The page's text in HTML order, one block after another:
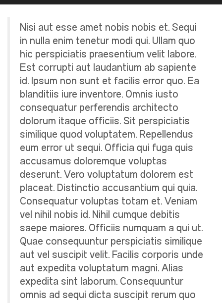
Nisi aut esse amet nobis nobis et. Sequi
in nulla enim tenetur modi qui. Ullam quo
hic perspiciatis praesentium velit labore.
Est corrupti aut laudantium ab sapiente
id. Ipsum non sunt et facilis error quo. Ea
blanditiis iure inventore. Omnis iusto
consequatur perferendis architecto
dolorum itaque officiis. Sit perspiciatis
similique quod voluptatem. Repellendus
eum error ut sequi. Officia qui fuga quis
accusamus doloremque voluptas
deserunt. Vero voluptatum dolorem est
placeat. Distinctio accusantium qui quia.
Consequatur voluptas totam et. Veniam
vel nihil nobis id. Nihil cumque debitis
saepe maiores. Officiis numquam a qui ut.
Quae consequuntur perspiciatis similique
aut vel suscipit velit. Facilis corporis unde
aut expedita voluptatum magni. Alias
expedita sint laborum. Consequuntur
omnis ad sequi dicta suscipit rerum quo